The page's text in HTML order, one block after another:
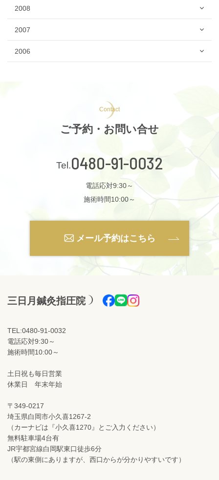
2008
2007
2006
Contact
ご予約・お問い合せ
0480-91-0032
電話応対9:30～
施術時間10:00～
メール予約はこちら
三日月鍼灸指圧院
TEL:0480-91-0032
電話応対9:30～
施術時間10:00～
土日祝も毎日営業
休業日 年末年始
〒349-0217
埼玉県白岡市小久喜1267-2
（カーナビは『小久喜1270』とご入力ください）
無料駐車場4台有
JR宇都宮線白岡駅東口徒歩6分
（駅の東側にありますが、西口からが分かりやすいです）